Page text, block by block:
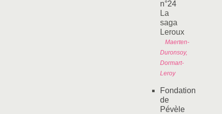
n°24
La
saga
Leroux
Maerten-
Duronsoy,
Dormart-
Leroy
Fondation
de
Pévèle